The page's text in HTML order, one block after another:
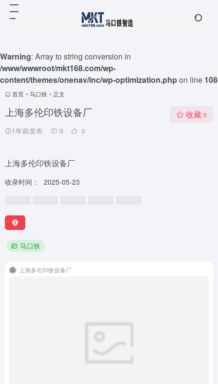
Warning: Array to string conversion in
/www/wwwroot/mkt168.com/wp-
content/themes/onenav/inc/wp-optimization.phpon line 108
首页 • 马口铁 • 正文
上海多伦印铁设备厂
1年前发布 0 0
收藏 0
上海多伦印铁设备厂
收录时间： 2025-05-23
马口铁
上海多伦印铁设备厂